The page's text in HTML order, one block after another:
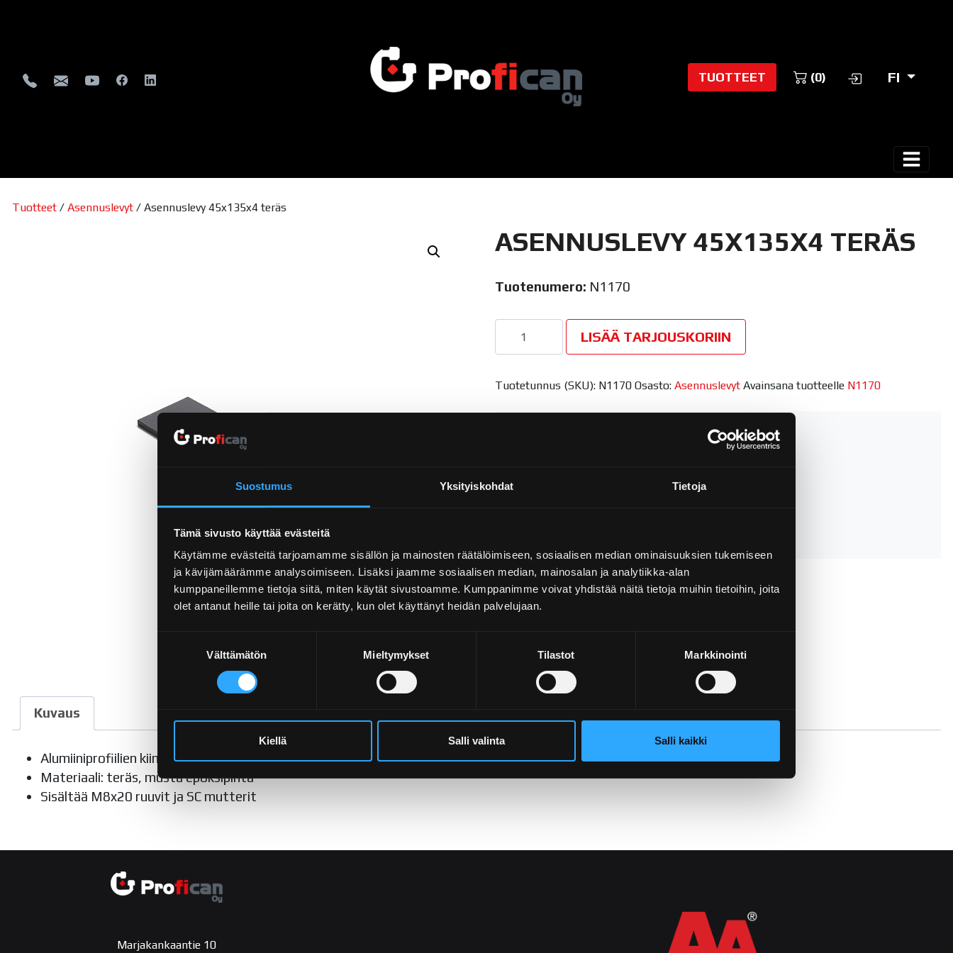
Suostumus Yksityiskohdat Tietoja
Tämä sivusto käyttää evästeitä
Käytämme evästeitä tarjoamamme sisällön ja mainosten räätälöimiseen, sosiaalisen median ominaisuuksien tukemiseen
ja kävijämäärämme analysoimiseen. Lisäksi jaamme sosiaalisen median, mainosalan ja analytiikka-alan
kumppaneillemme tietoja siitä, miten käytät sivustoamme. Kumppanimme voivat yhdistää näitä tietoja muihin tietoihin, joita
olet antanut heille tai joita on kerätty, kun olet käyttänyt heidän palvelujaan.
Välttämätön Mieltymykset Tilastot Markkinointi
Kiellä Salli valinta Salli kaikki
TUOTTEET (0) FI
Tuotteet / Asennuslevyt / Asennuslevy 45x135x4 teräs
ASENNUSLEVY 45X135X4 TERÄS
Tuotenumero: N1170
Asennuslevy 45x135x4 teräs määrä
LISÄÄ TARJOUSKORIIN
Tuotetunnus (SKU): N1170 Osasto:Asennuslevyt Avainsana tuotteelle N1170
Kuvaus
Alumiiniprofiilien kiinnityksiin
Materiaali: teräs, musta epoksipinta
Sisältää M8x20 ruuvit ja SC mutterit
Marjakankaantie 10